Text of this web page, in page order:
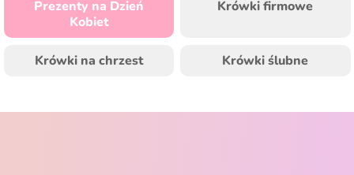
Prezenty na Dzień
Kobiet
Krówki firmowe
Krówki na chrzest Krówki ślubne